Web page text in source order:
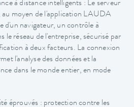
à distance intelligents : Le serveur
au moyen de l'application LAUDA
d'un navigateur, un contrôle à
le réseau de l'entreprise, sécurisé par
à deux facteurs. La connexion
l'analyse des données et la
dans le monde entier, en mode
éprouvés : protection contre les